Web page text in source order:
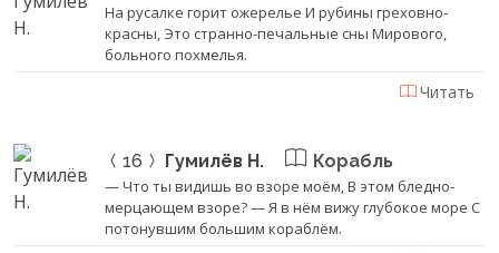
На русалке горит ожерелье И рубины греховно-
красны, Это странно-печальные сны Мирового,
больного похмелья.
Читать
16 Гумилёв Н. Корабль
— Что ты видишь во взоре моём, В этом бледно-
мерцающем взоре? — Я в нём вижу глубокое море С
потонувшим большим кораблём.